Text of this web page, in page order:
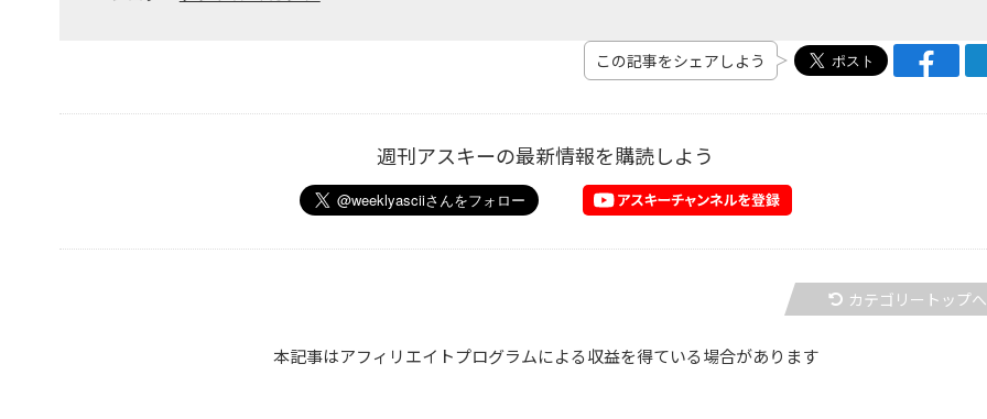
この記事をシェアしよう
週刊アスキーの最新情報を購読しよう
カテゴリートップへ
本記事はアフィリエイトプログラムによる収益を得ている場合があります